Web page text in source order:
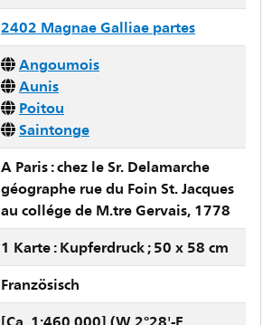
2402 Magnae Galliae partes
Angoumois
Aunis
Poitou
Saintonge
A Paris : chez le Sr. Delamarche
géographe rue du Foin St. Jacques
au collége de M.tre Gervais, 1778
1 Karte : Kupferdruck ; 50 x 58 cm
Französisch
[Ca. 1:460 000] (W 2°28'-E